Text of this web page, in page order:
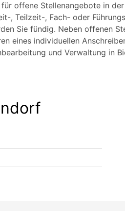
offene Stellenangebote in
, Teilzeit-, Fach- oder
Sie fündig. Neben offenen
eines individuellen
und Verwaltung in